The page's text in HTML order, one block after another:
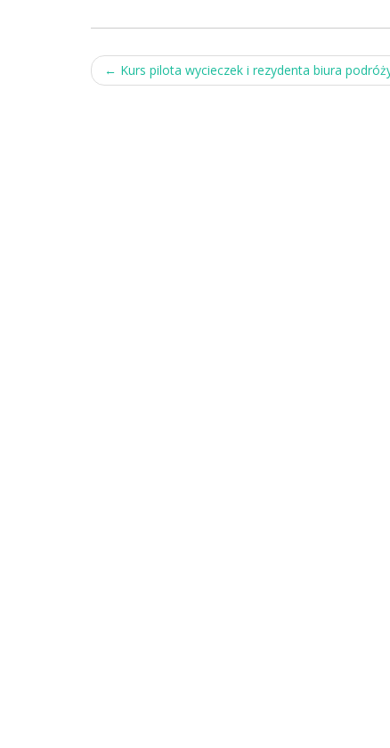
Post
← Kurs pilota wycieczek i rezydenta biura